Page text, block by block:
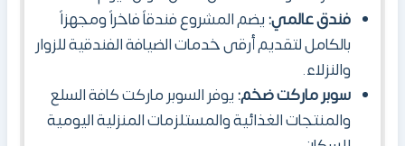
فندق عالمي:يضم المشروع فندقاً فاخراً ومجهزاً
بالكامل لتقديم أرقى خدمات الضيافة الفندقية للزوار
والنزلاء.
سوبر ماركت ضخم:يوفر السوبر ماركت كافة السلع
والمنتجات الغذائية والمستلزمات المنزلية اليومية